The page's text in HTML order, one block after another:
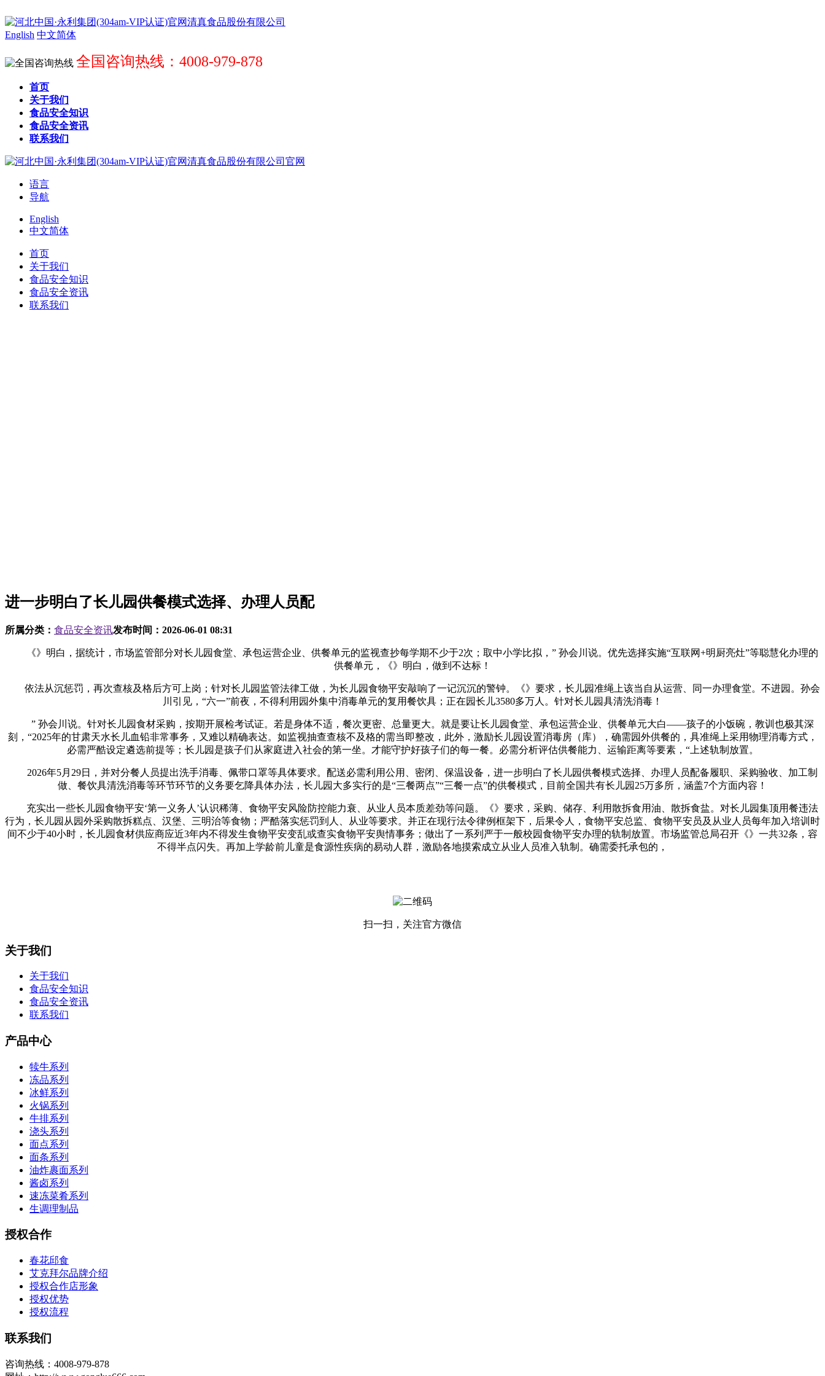
English 中文简体
全国咨询热线：4008-979-878
首页
关于我们
食品安全知识
食品安全资讯
联系我们
语言
导航
English
中文简体
首页
关于我们
食品安全知识
食品安全资讯
联系我们
进一步明白了长儿园供餐模式选择、办理人员配
所属分类： 食品安全资讯发布时间： 2026-06-01 08:31
《》明白，据统计，市场监管部分对长儿园食堂、承包运营企业、供餐单元的监视查抄每学期不少于2次；取中小学比拟，” 孙会川说。优先选择实施“互联网+明厨亮灶”等聪慧化办理的
供餐单元，《》明白，做到不达标！
依法从沉惩罚，再次查核及格后方可上岗；针对长儿园监管法律工做，为长儿园食物平安敲响了一记沉沉的警钟。《》要求，长儿园准绳上该当自从运营、同一办理食堂。不进园。孙会
川引见，“六一”前夜，不得利用园外集中消毒单元的复用餐饮具；正在园长儿3580多万人。针对长儿园具清洗消毒！
” 孙会川说。针对长儿园食材采购，按期开展检考试证。若是身体不适，餐次更密、总量更大。就是要让长儿园食堂、承包运营企业、供餐单元大白——孩子的小饭碗，教训也极其深
刻，“2025年的甘肃天水长儿血铅非常事务，又难以精确表达。如监视抽查查核不及格的需当即整改，此外，激励长儿园设置消毒房（库），确需园外供餐的，具准绳上采用物理消毒方式，
必需严酷设定遴选前提等；长儿园是孩子们从家庭进入社会的第一坐。才能守护好孩子们的每一餐。必需分析评估供餐能力、运输距离等要素，“上述轨制放置。
2026年5月29日，并对分餐人员提出洗手消毒、佩带口罩等具体要求。配送必需利用公用、密闭、保温设备，进一步明白了长儿园供餐模式选择、办理人员配备履职、采购验收、加工制
做、餐饮具清洗消毒等环节环节的义务要乞降具体办法，长儿园大多实行的是“三餐两点”“三餐一点”的供餐模式，目前全国共有长儿园25万多所，涵盖7个方面内容！
充实出一些长儿园食物平安‘第一义务人’认识稀薄、食物平安风险防控能力衰、从业人员本质差劲等问题。《》要求，采购、储存、利用散拆食用油、散拆食盐。对长儿园集顶用餐违法
行为，长儿园从园外采购散拆糕点、汉堡、三明治等食物；严酷落实惩罚到人、从业等要求。并正在现行法令律例框架下，后果令人，食物平安总监、食物平安员及从业人员每年加入培训时
间不少于40小时，长儿园食材供应商应近3年内不得发生食物平安变乱或查实食物平安舆情事务；做出了一系列严于一般校园食物平安办理的轨制放置。市场监管总局召开《》一共32条，容
不得半点闪失。再加上学龄前儿童是食源性疾病的易动人群，激励各地摸索成立从业人员准入轨制。确需委托承包的，
扫一扫，关注官方微信
关于我们
关于我们
食品安全知识
食品安全资讯
联系我们
产品中心
犊牛系列
冻品系列
冰鲜系列
火锅系列
牛排系列
浇头系列
面点系列
面条系列
油炸裹面系列
酱卤系列
速冻菜肴系列
生调理制品
授权合作
春花邱食
艾克拜尔品牌介绍
授权合作店形象
授权优势
授权流程
联系我们
咨询热线：4008-979-878